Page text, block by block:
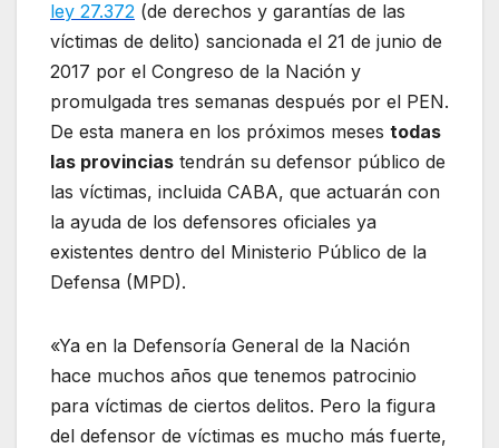
ley 27.372 (de derechos y garantías de las
víctimas de delito) sancionada el 21 de junio de
2017 por el Congreso de la Nación y
promulgada tres semanas después por el PEN.
De esta manera en los próximos meses todas
las provincias tendrán su defensor público de
las víctimas, incluida CABA, que actuarán con
la ayuda de los defensores oficiales ya
existentes dentro del Ministerio Público de la
Defensa (MPD).
«Ya en la Defensoría General de la Nación
hace muchos años que tenemos patrocinio
para víctimas de ciertos delitos. Pero la figura
del defensor de víctimas es mucho más fuerte,